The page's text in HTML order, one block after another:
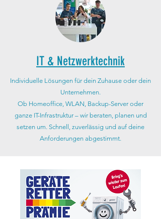
IT & Netzwerktechnik
Individuelle Lösungen für dein Zuhause oder dein
Unternehmen.
Ob Homeoffice, WLAN, Backup-Server oder
ganze IT-Infrastruktur – wir beraten, planen und
setzen um. Schnell, zuverlässig und auf deine
Anforderungen abgestimmt.